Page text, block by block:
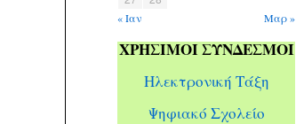
« Ιαν Μαρ »
ΧΡΗΣΙΜΟΙ ΣΥΝΔΕΣΜΟΙ
Ηλεκτρονική Τάξη
Ψηφιακό Σχολείο